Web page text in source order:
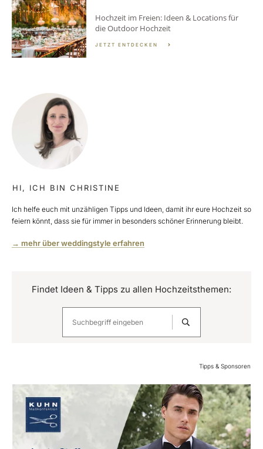
Hochzeit im Freien: Ideen & Locations für
die Outdoor Hochzeit
JETZT ENTDECKEN
HI, ICH BIN CHRISTINE
Ich helfe euch mit unzähligen Tipps und Ideen, damit ihr eure Hochzeit so
feiern könnt, dass sie für immer in besonders schöner Erinnerung bleibt.
→ mehr über weddingstyle erfahren
Findet Ideen & Tipps zu allen Hochzeitsthemen:
Tipps & Sponsoren